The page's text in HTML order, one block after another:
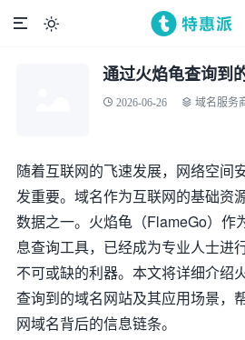

通过火焰龟查询到
2026-06-26 域名服务
随着互联网的飞速发展，网络空间
发重要。域名作为互联网的基础资
数据之一。火焰龟（FlameGo）作
息查询工具，已经成为专业人士进
不可或缺的利器。本文将详细介绍
查询到的域名网站及其应用场景，
网域名背后的信息链条。